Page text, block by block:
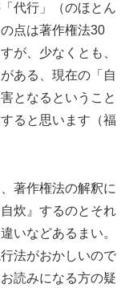
代行」（のほとん
点は著作権法30
が、少なくとも、
ある、現在の「自
となるということ
ると思います（福
著作権法の解釈に
炊』するのとそれ
いなどあるまい。
法がおかしいので
読みになる方の疑